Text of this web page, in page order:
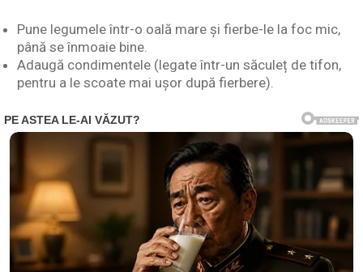
Pune legumele într-o oală mare și fierbe-le la foc mic,
până se înmoaie bine.
Adaugă condimentele (legate într-un săculeț de tifon,
pentru a le scoate mai ușor după fierbere).